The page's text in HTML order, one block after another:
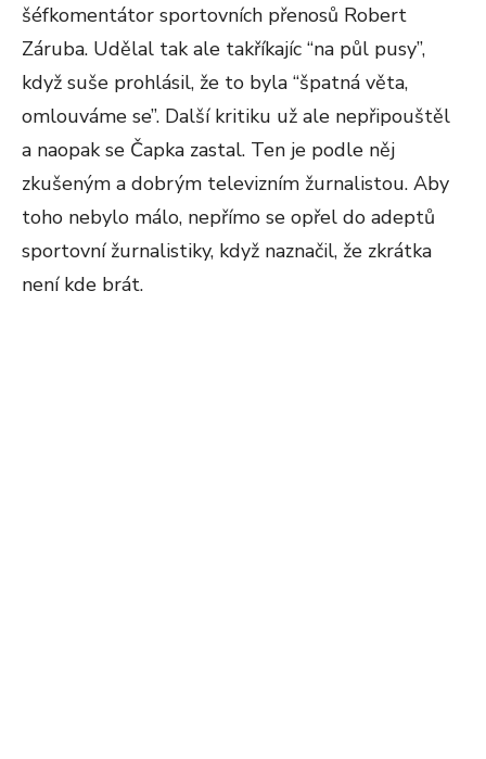
šéfkomentátor sportovních přenosů Robert
Záruba. Udělal tak ale takříkajíc “na půl pusy”,
když suše prohlásil, že to byla “špatná věta,
omlouváme se”. Další kritiku už ale nepřipouštěl
a naopak se Čapka zastal. Ten je podle něj
zkušeným a dobrým televizním žurnalistou. Aby
toho nebylo málo, nepřímo se opřel do adeptů
sportovní žurnalistiky, když naznačil, že zkrátka
není kde brát.